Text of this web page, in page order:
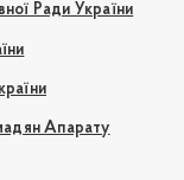
Ради України
Апарату